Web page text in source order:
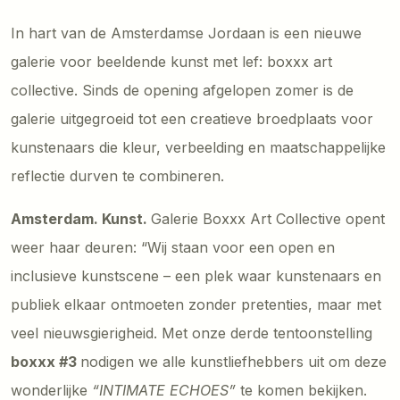
In hart van de Amsterdamse Jordaan is een nieuwe
galerie voor beeldende kunst met lef: boxxx art
collective. Sinds de opening afgelopen zomer is de
galerie uitgegroeid tot een creatieve broedplaats voor
kunstenaars die kleur, verbeelding en maatschappelijke
reflectie durven te combineren.
Amsterdam. Kunst. Galerie Boxxx Art Collective opent
weer haar deuren: “Wij staan voor een open en
inclusieve kunstscene – een plek waar kunstenaars en
publiek elkaar ontmoeten zonder pretenties, maar met
veel nieuwsgierigheid. Met onze derde tentoonstelling
boxxx #3 nodigen we alle kunstliefhebbers uit om deze
wonderlijke “INTIMATE ECHOES” te komen bekijken.